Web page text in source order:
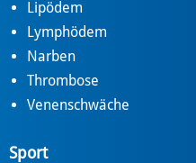
Lipödem
Lymphödem
Narben
Thrombose
Venenschwäche
Sport